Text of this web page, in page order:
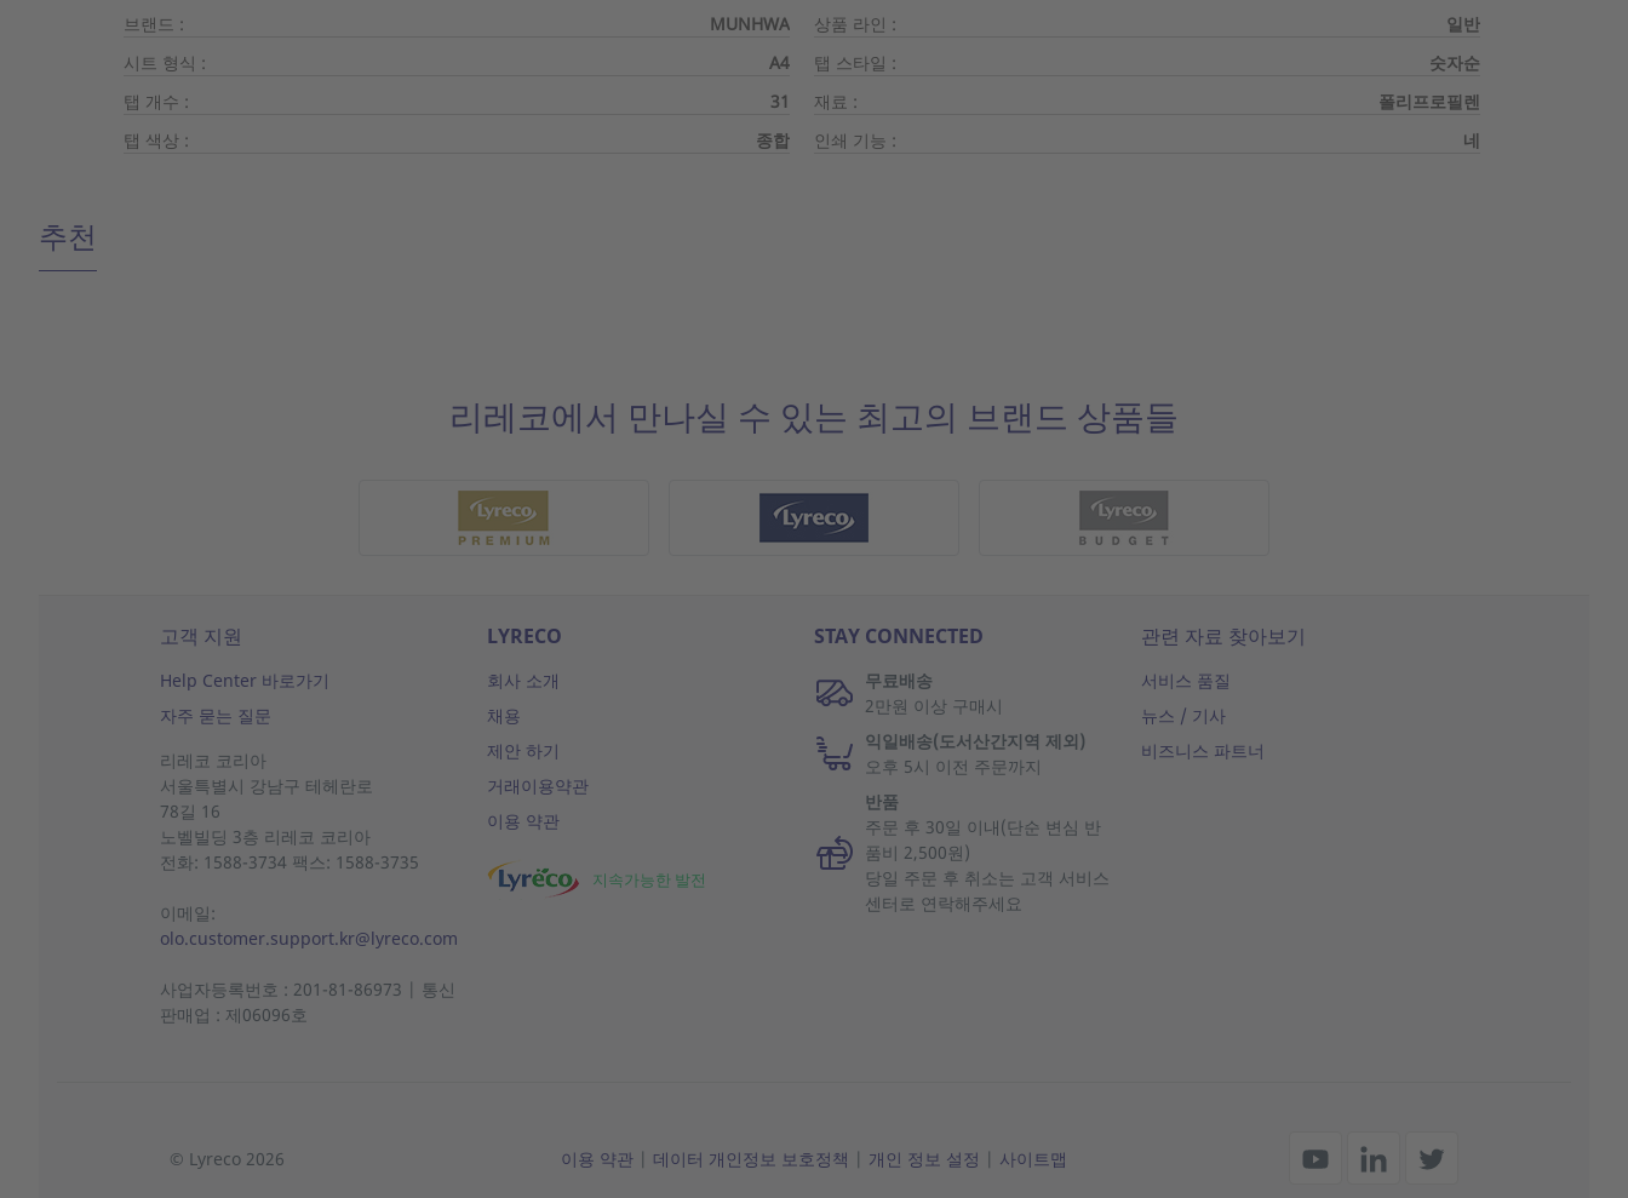
브랜드 : MUNHWA 상품 라인 :
일반
시트 형식 :
A4 탭 스타일 :
숫자순
탭 개수 :
31 재료 :
폴리프로필렌
탭 색상 :
종합 인쇄 기능 : 네
추천
리레코에서 만나실 수 있는 최고의 브랜드 상품들
고객 지원
Help Center 바로가기
자주 묻는 질문
리레코 코리아
서울특별시 강남구 테헤란로
78길 16
노벨빌딩 3층 리레코 코리아
전화: 1588-3734 팩스: 1588-3735
이메일:
olo.customer.support.kr@lyreco.com
사업자등록번호 : 201-81-86973 | 통신
판매업 : 제06096호
LYRECO
회사 소개
채용
제안 하기
거래이용약관
이용 약관
지속가능한 발전
STAY CONNECTED
무료배송
2만원 이상 구매시
익일배송(도서산간지역 제외)
오후 5시 이전 주문까지
반품
주문 후 30일 이내(단순 변심 반
품비 2,500원)
당일 주문 후 취소는 고객 서비스
센터로 연락해주세요
관련 자료 찾아보기
서비스 품질
뉴스 / 기사
비즈니스 파트너
© Lyreco 2026 이용 약관 | 데이터 개인정보 보호정책 | 개인 정보 설정 | 사이트맵